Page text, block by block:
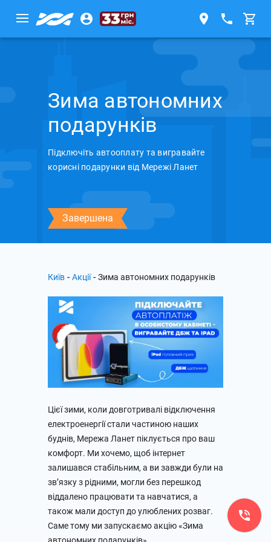
Зима автономних
подарунків
Підключіть автооплату та вигравайте
корисні подарунки від Мережі Ланет
Завершена
Київ - Акції - Зима автономних подарунків
Цієї зими, коли довготривалі відключення
електроенергії стали частиною наших
буднів, Мережа Ланет піклується про ваш
комфорт. Ми хочемо, щоб інтернет
залишався стабільним, а ви завжди були на
зв’язку з рідними, могли без перешкод
віддалено працювати та навчатися, а
також мали доступ до улюблених розваг.
Саме тому ми запускаємо акцію «Зима
автономних подарунків».